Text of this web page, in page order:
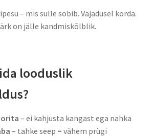
– mis sulle sobib. Vajadusel korda.
on jälle kandmiskõlblik.
looduslik
– ei kahjusta kangast ega nahka
– tahke seep = vähem prügi